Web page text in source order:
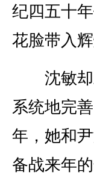
纪四五十
花脸带入
沈敏却
系统地完
年，她和
备战来年